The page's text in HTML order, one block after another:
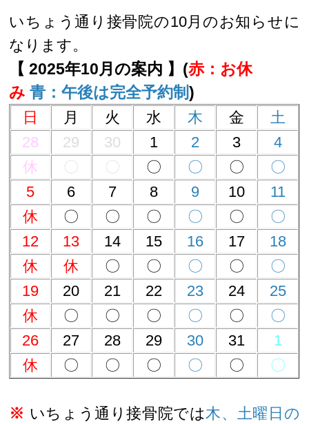
いちょう通り接骨院の10月のお知らせに
なります。
【 2025年10月の案内 】(赤：お休
み青：午後は完全予約制)
日 月 火 水 木 金
土
28
29 30 1 2 3
4
休
〇 〇 〇 〇 〇
〇
5
6 7 8 9 10
11
休
〇 〇 〇 〇 〇
〇
12
13 14 15 16 17
18
休
休 〇 〇 〇 〇
〇
19
20 21 22 23 24
25
休
〇 〇 〇 〇 〇
〇
26
27 28 29 30 31
1
休
〇 〇 〇 〇 〇 〇
※ いちょう通り接骨院では木、土曜日の